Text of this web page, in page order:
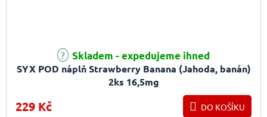
SYX POD náplň Strawberry Banana (Jahoda, banán)
2ks 16,5mg
Průměrné hodnocení produktu je 5,0 z 5 hvězdiček.
Skladem - expedujeme ihned
229 Kč DO KOŠÍKU